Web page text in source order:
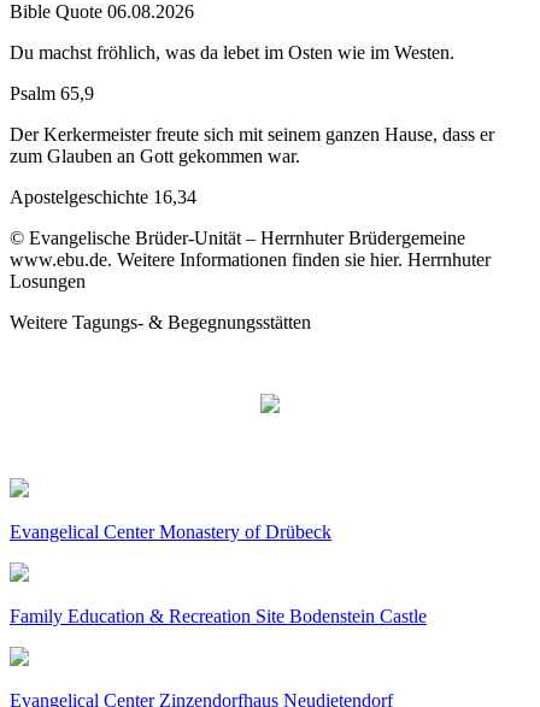
Bible Quote 06.08.2026
Du machst fröhlich, was da lebet im Osten wie im Westen.
Psalm 65,9
Der Kerkermeister freute sich mit seinem ganzen Hause, dass er
zum Glauben an Gott gekommen war.
Apostelgeschichte 16,34
© Evangelische Brüder-Unität – Herrnhuter Brüdergemeine
www.ebu.de. Weitere Informationen finden sie hier. Herrnhuter
Losungen
Weitere Tagungs- & Begegnungsstätten
Evangelical Center Monastery of Drübeck
Family Education & Recreation Site Bodenstein Castle
Evangelical Center Zinzendorfhaus Neudietendorf